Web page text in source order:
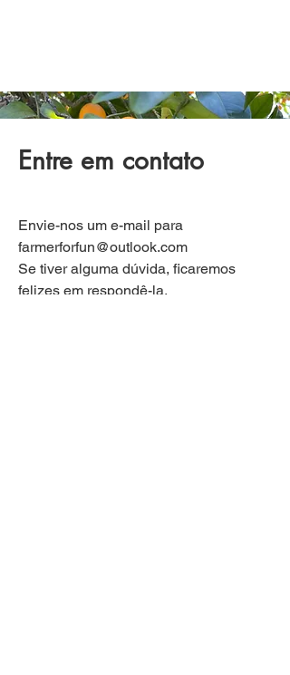
Entre em contato
Envie-nos um e-mail para
farmerforfun@outlook.com
Se tiver alguma dúvida, ficaremos
felizes em respondê-la.